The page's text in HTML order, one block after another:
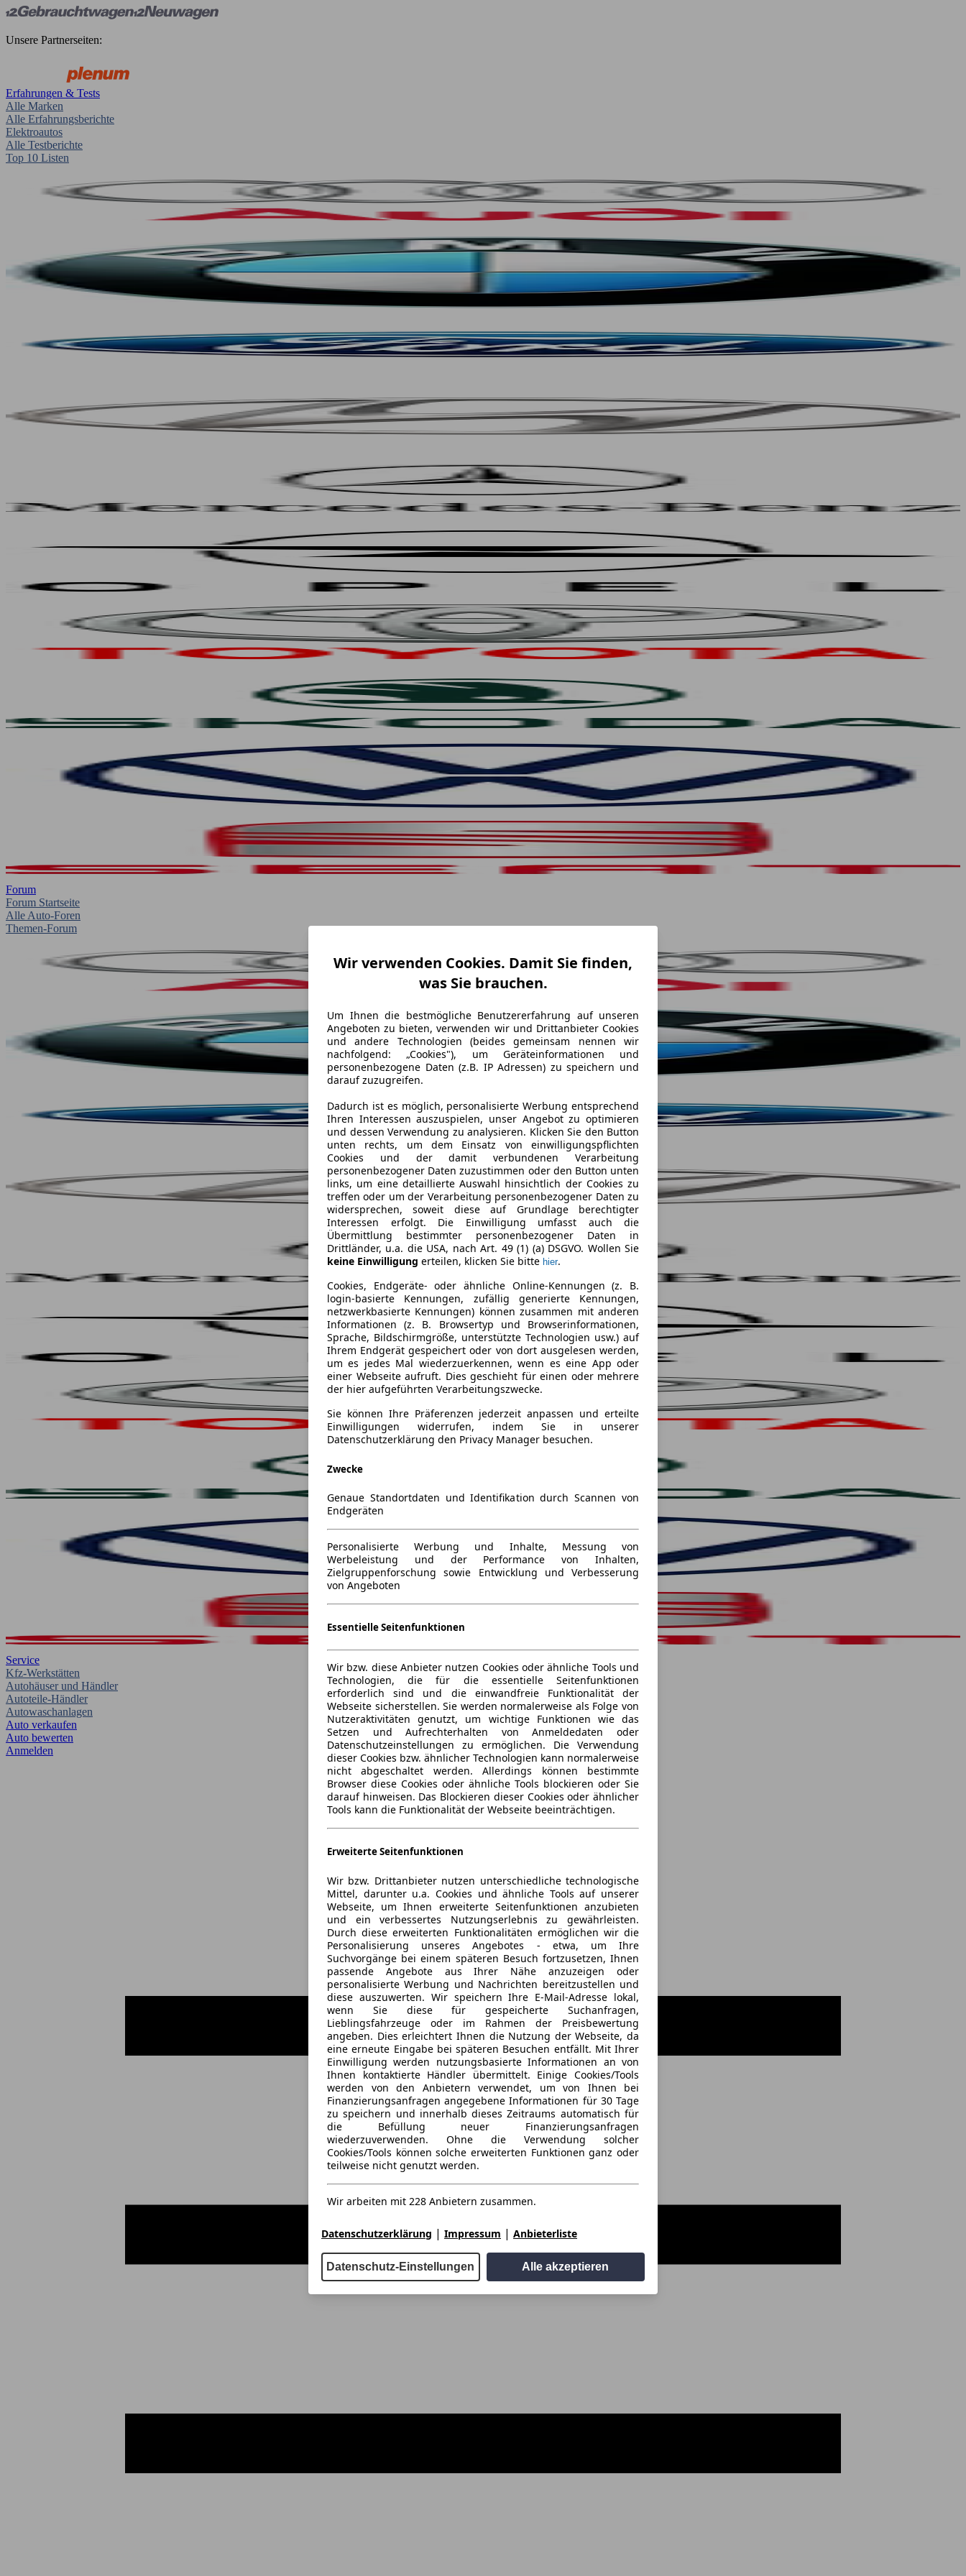
Unsere Partnerseiten:
Erfahrungen & Tests
Alle Marken
Alle Erfahrungsberichte
Elektroautos
Alle Testberichte
Top 10 Listen
Forum
Forum Startseite
Alle Auto-Foren
Themen-Forum
Service
Kfz-Werkstätten
Autohäuser und Händler
Autoteile-Händler
Autowaschanlagen
Auto verkaufen
Auto bewerten
Anmelden
Wir verwenden Cookies. Damit Sie finden,
was Sie brauchen.
Um Ihnen die bestmögliche Benutzererfahrung auf unseren
Angeboten zu bieten, verwenden wir und Drittanbieter Cookies
und andere Technologien (beides gemeinsam nennen wir
nachfolgend: „Cookies"), um Geräteinformationen und
personenbezogene Daten (z.B. IP Adressen) zu speichern und
darauf zuzugreifen.
Dadurch ist es möglich, personalisierte Werbung entsprechend
Ihren Interessen auszuspielen, unser Angebot zu optimieren
und dessen Verwendung zu analysieren. Klicken Sie den Button
unten rechts, um dem Einsatz von einwilligungspflichten
Cookies und der damit verbundenen Verarbeitung
personenbezogener Daten zuzustimmen oder den Button unten
links, um eine detaillierte Auswahl hinsichtlich der Cookies zu
treffen oder um der Verarbeitung personenbezogener Daten zu
widersprechen, soweit diese auf Grundlage berechtigter
Interessen erfolgt. Die Einwilligung umfasst auch die
Übermittlung bestimmter personenbezogener Daten in
Drittländer, u.a. die USA, nach Art. 49 (1) (a) DSGVO. Wollen Sie
keine Einwilligung erteilen, klicken Sie bitte hier.
Cookies, Endgeräte- oder ähnliche Online-Kennungen (z. B.
login-basierte Kennungen, zufällig generierte Kennungen,
netzwerkbasierte Kennungen) können zusammen mit anderen
Informationen (z. B. Browsertyp und Browserinformationen,
Sprache, Bildschirmgröße, unterstützte Technologien usw.) auf
Ihrem Endgerät gespeichert oder von dort ausgelesen werden,
um es jedes Mal wiederzuerkennen, wenn es eine App oder
einer Webseite aufruft. Dies geschieht für einen oder mehrere
der hier aufgeführten Verarbeitungszwecke.
Sie können Ihre Präferenzen jederzeit anpassen und erteilte
Einwilligungen widerrufen, indem Sie in unserer
Datenschutzerklärung den Privacy Manager besuchen.
Zwecke
Genaue Standortdaten und Identifikation durch Scannen von
Endgeräten
Personalisierte Werbung und Inhalte, Messung von
Werbeleistung und der Performance von Inhalten,
Zielgruppenforschung sowie Entwicklung und Verbesserung
von Angeboten
Essentielle Seitenfunktionen
Wir bzw. diese Anbieter nutzen Cookies oder ähnliche Tools und
Technologien, die für die essentielle Seitenfunktionen
erforderlich sind und die einwandfreie Funktionalität der
Webseite sicherstellen. Sie werden normalerweise als Folge von
Nutzeraktivitäten genutzt, um wichtige Funktionen wie das
Setzen und Aufrechterhalten von Anmeldedaten oder
Datenschutzeinstellungen zu ermöglichen. Die Verwendung
dieser Cookies bzw. ähnlicher Technologien kann normalerweise
nicht abgeschaltet werden. Allerdings können bestimmte
Browser diese Cookies oder ähnliche Tools blockieren oder Sie
darauf hinweisen. Das Blockieren dieser Cookies oder ähnlicher
Tools kann die Funktionalität der Webseite beeinträchtigen.
Erweiterte Seitenfunktionen
Wir bzw. Drittanbieter nutzen unterschiedliche technologische
Mittel, darunter u.a. Cookies und ähnliche Tools auf unserer
Webseite, um Ihnen erweiterte Seitenfunktionen anzubieten
und ein verbessertes Nutzungserlebnis zu gewährleisten.
Durch diese erweiterten Funktionalitäten ermöglichen wir die
Personalisierung unseres Angebotes - etwa, um Ihre
Suchvorgänge bei einem späteren Besuch fortzusetzen, Ihnen
passende Angebote aus Ihrer Nähe anzuzeigen oder
personalisierte Werbung und Nachrichten bereitzustellen und
diese auszuwerten. Wir speichern Ihre E-Mail-Adresse lokal,
wenn Sie diese für gespeicherte Suchanfragen,
Lieblingsfahrzeuge oder im Rahmen der Preisbewertung
angeben. Dies erleichtert Ihnen die Nutzung der Webseite, da
eine erneute Eingabe bei späteren Besuchen entfällt. Mit Ihrer
Einwilligung werden nutzungsbasierte Informationen an von
Ihnen kontaktierte Händler übermittelt. Einige Cookies/Tools
werden von den Anbietern verwendet, um von Ihnen bei
Finanzierungsanfragen angegebene Informationen für 30 Tage
zu speichern und innerhalb dieses Zeitraums automatisch für
die Befüllung neuer Finanzierungsanfragen
wiederzuverwenden. Ohne die Verwendung solcher
Cookies/Tools können solche erweiterten Funktionen ganz oder
teilweise nicht genutzt werden.
Wir arbeiten mit 228 Anbietern zusammen.
Datenschutzerklärung | Impressum | Anbieterliste
Datenschutz-Einstellungen Alle akzeptieren